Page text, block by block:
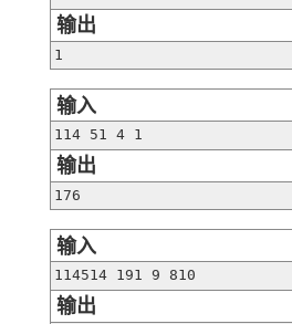
输出
输入
输出
输入
输出